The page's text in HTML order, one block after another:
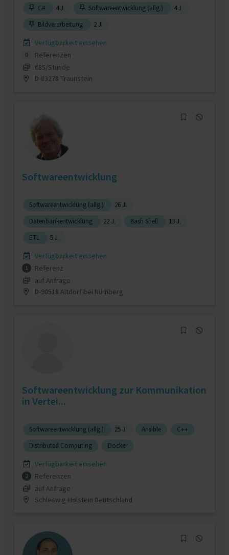
C# 4 J. Softwareentwicklung (allg.)
4 J.
Bildverarbeitung
2 J.
Verfügbarkeit einsehen
0
Referenzen
€85/Stunde
D-83278 Traunstein
Softwareentwicklung
Softwareentwicklung (allg.)
26 J.
Datenbankentwicklung
22 J. Bash Shell
13 J.
ETL
5 J.
Verfügbarkeit einsehen
1
Referenz
auf Anfrage
D-90518 Altdorf bei Nürnberg
Softwareentwicklung zur Kommunikation
in Vertei...
Softwareentwicklung (allg.) 25 J. Ansible
C++
Distributed Computing
Docker
Verfügbarkeit einsehen
2
Referenzen
auf Anfrage
Schleswig-Holstein Deutschland